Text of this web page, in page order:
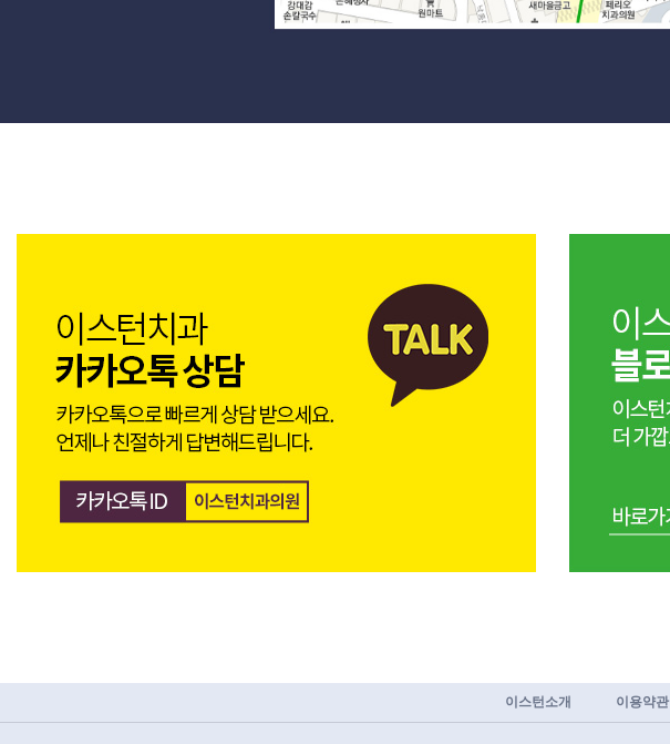
이스턴소개 이용약관